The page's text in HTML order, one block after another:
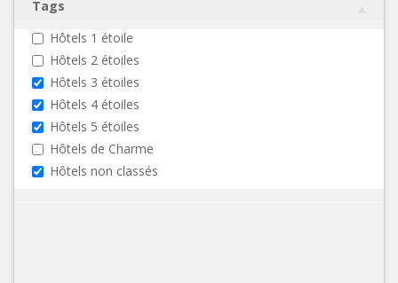
Tags
Hôtels 1 étoile
Hôtels 2 étoiles
Hôtels 3 étoiles
Hôtels 4 étoiles
Hôtels 5 étoiles
Hôtels de Charme
Hôtels non classés